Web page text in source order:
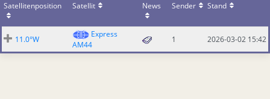
Satellitenposition Satellit News Sender Stand
11.0°W
Express
AM44
1 2026-03-02 15:42